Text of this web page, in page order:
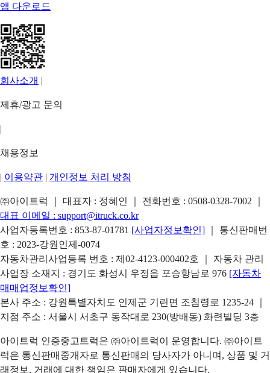
앱 다운로드
회사소개 |
제휴/광고 문의
|
채용정보
| 이용약관 | 개인정보 처리 방침
㈜아이트럭 ｜ 대표자 : 정혜인 ｜ 전화번호 : 0508-0328-7002
대표 이메일 : support@itruck.co.kr
사업자등록번호 : 853-87-01781 [사업자정보확인]
｜ 통신판매번
호 : 2023-강원인제-0074
자동차관리사업등록 번호 : 제02-4123-000402호 ｜ 자동차 관리
사업장 소재지 : 경기도 화성시 우정읍 포승항남로 976 [자동차
매매업정보확인]
본사 주소 : 강원특별자치도 인제군 기린면 조침령로 1235-24 ｜
지점 주소 : 서울시 서초구 동작대로 230(방배동) 화련빌딩 3층
아이트럭 인증중고트럭은 ㈜아이트럭이 운영합니다. ㈜아이트
럭은 통신판매중개자로 통신판매의 당사자가 아니며, 상품 및 거
래정보, 거래에 대한 책임은 판매자에게 있습니다.